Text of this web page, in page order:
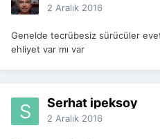
2 Aralık 2016
Genelde tecrübesiz sürücüler
ehliyet var mı var
Serhat ipeksoy
2 Aralık 2016